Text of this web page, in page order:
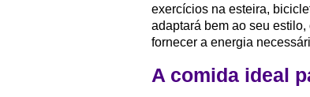
exercícios na esteira,
adaptará bem ao seu
fornecer a energia
A comida ideal